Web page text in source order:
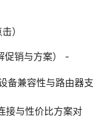
）
促销与方案） -
备兼容性与路由器支
接与性价比方案对